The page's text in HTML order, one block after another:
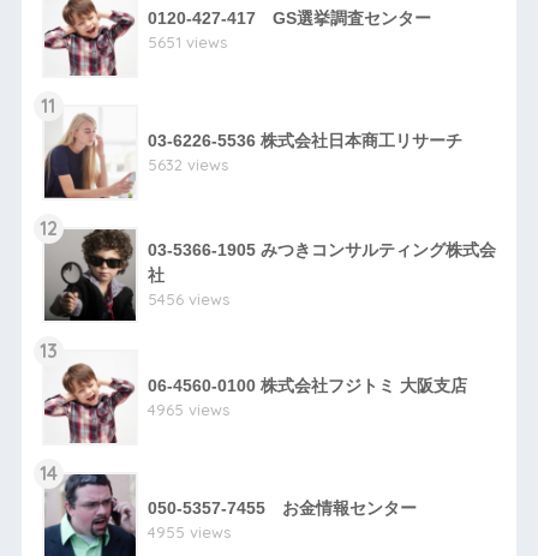
0120-427-417 GS選挙調査センター
5651 views
11
03-6226-5536 株式会社日本商工リサーチ
5632 views
12
03-5366-1905 みつきコンサルティング株式会
社
5456 views
13
06-4560-0100 株式会社フジトミ 大阪支店
4965 views
14
050-5357-7455 お金情報センター
4955 views